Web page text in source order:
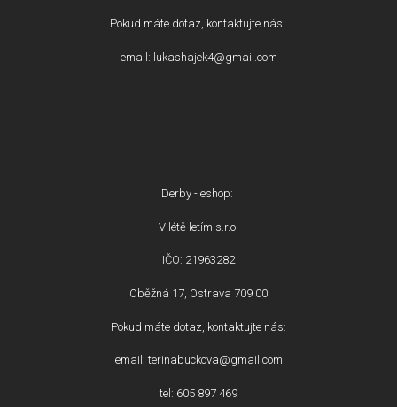
Pokud máte dotaz, kontaktujte nás:
email: lukashajek4@gmail.com
Derby - eshop:
V létě letím s.r.o.
IČO: 21963282
Oběžná 17, Ostrava 709 00
Pokud máte dotaz, kontaktujte nás:
email: terinabuckova@gmail.com
tel: 605 897 469